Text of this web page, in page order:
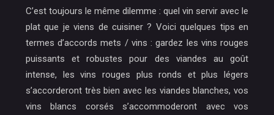
C’est toujours le même dilemme : quel vin servir avec le
plat que je viens de cuisiner ? Voici quelques tips en
termes d’accords mets / vins : gardez les vins rouges
puissants et robustes pour des viandes au goût
intense, les vins rouges plus ronds et plus légers
s’accorderont très bien avec les viandes blanches, vos
vins blancs corsés s’accommoderont avec vos